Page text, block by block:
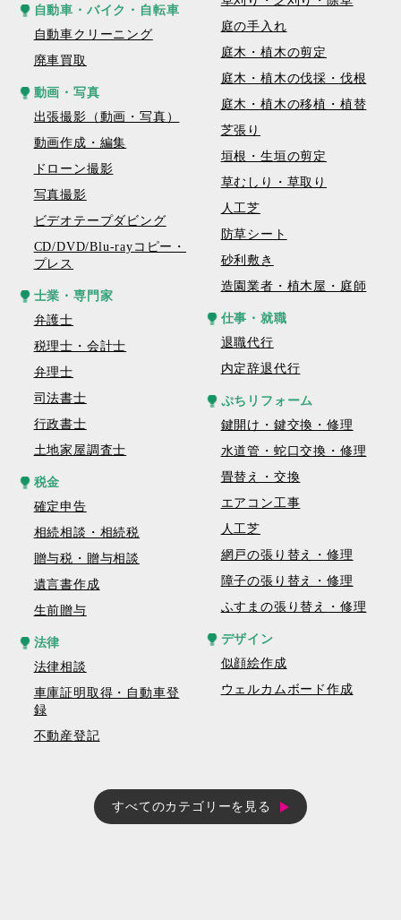
自動車・バイク・自転車
自動車クリーニング
廃車買取
動画・写真
出張撮影（動画・写真）
動画作成・編集
ドローン撮影
写真撮影
ビデオテープダビング
CD/DVD/Blu-rayコピー・
プレス
士業・専門家
弁護士
税理士・会計士
弁理士
司法書士
行政書士
土地家屋調査士
税金
確定申告
相続相談・相続税
贈与税・贈与相談
遺言書作成
生前贈与
法律
法律相談
車庫証明取得・自動車登
録
不動産登記
庭の手入れ
庭木・植木の剪定
庭木・植木の伐採・伐根
庭木・植木の移植・植替
芝張り
垣根・生垣の剪定
草むしり・草取り
人工芝
防草シート
砂利敷き
造園業者・植木屋・庭師
仕事・就職
退職代行
内定辞退代行
ぷちリフォーム
鍵開け・鍵交換・修理
水道管・蛇口交換・修理
畳替え・交換
エアコン工事
人工芝
網戸の張り替え・修理
障子の張り替え・修理
ふすまの張り替え・修理
デザイン
似顔絵作成
ウェルカムボード作成
すべてのカテゴリーを見る